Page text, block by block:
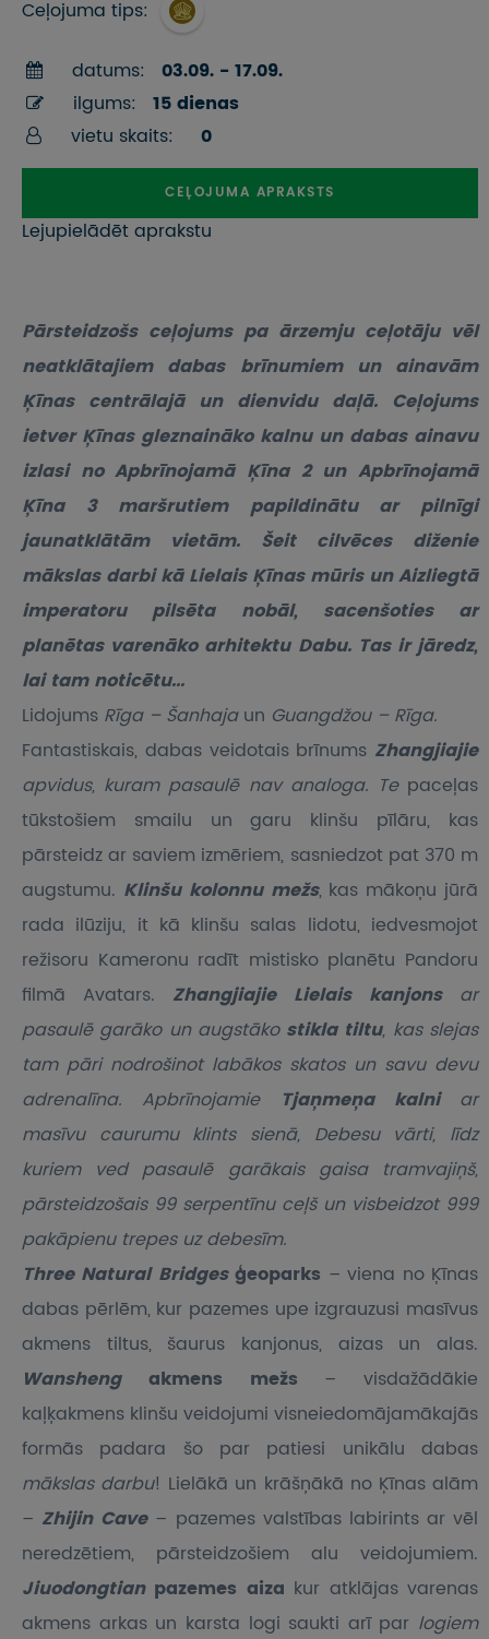
Ceļojuma tips:
datums:
03.09. - 17.09.
ilgums:
15 dienas
vietu skaits:
0
CEĻOJUMA APRAKSTS
Lejupielādēt aprakstu
Pārsteidzošs ceļojums pa ārzemju ceļotāju vēl
neatklātajiem dabas brīnumiem un ainavām
Ķīnas centrālajā un dienvidu daļā. Ceļojums
ietver Ķīnas gleznaināko kalnu un dabas ainavu
izlasi no Apbrīnojamā Ķīna 2 un Apbrīnojamā
Ķīna 3 maršrutiem papildinātu ar pilnīgi
jaunatklātām vietām. Šeit cilvēces diženie
mākslas darbi kā Lielais Ķīnas mūris un Aizliegtā
imperatoru pilsēta nobāl, sacenšoties ar
planētas varenāko arhitektu Dabu. Tas ir jāredz,
lai tam noticētu...
Lidojums Rīga – Šanhajaun Guangdžou – Rīga.
Fantastiskais, dabas veidotais brīnums Zhangjiajie
apvidus, kuram pasaulē nav analoga. Tepaceļas
tūkstošiem smailu un garu klinšu pīlāru, kas
pārsteidz ar saviem izmēriem, sasniedzot pat 370 m
augstumu. Klinšu kolonnu mežs, kas mākoņu jūrā
rada ilūziju, it kā klinšu salas lidotu, iedvesmojot
režisoru Kameronu radīt mistisko planētu Pandoru
filmā Avatars. Zhangjiajie Lielais kanjonsar
pasaulē garāko un augstāko stikla tiltu, kas slejas
tam pāri nodrošinot labākos skatos un savu devu
adrenalīna. Apbrīnojamie
Tjaņmeņa kalniar
masīvu caurumu klints sienā, Debesu vārti, līdz
kuriem ved pasaulē garākais gaisa tramvajiņš,
pārsteidzošais 99 serpentīnu ceļš un visbeidzot 999
pakāpienu trepes uz debesīm.
Three Natural Bridgesģeoparks – viena no Ķīnas
dabas pērlēm, kur pazemes upe izgrauzusi masīvus
akmens tiltus, šaurus kanjonus, aizas un alas.
Wansheng akmens mežs – visdažādākie
kaļķakmens klinšu veidojumi visneiedomājamākajās
formās padara šo par patiesi unikālu dabas
mākslas darbu! Lielākā un krāšņākā no Ķīnas alām
– Zhijin Cave– pazemes valstības labirints ar vēl
neredzētiem, pārsteidzošiem alu veidojumiem.
Jiuodongtianpazemes aiza kur atklājas varenas
akmens arkas un karsta logi saukti arī par logiem